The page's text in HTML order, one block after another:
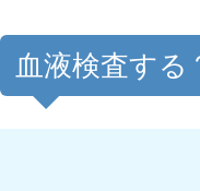
血液検査する